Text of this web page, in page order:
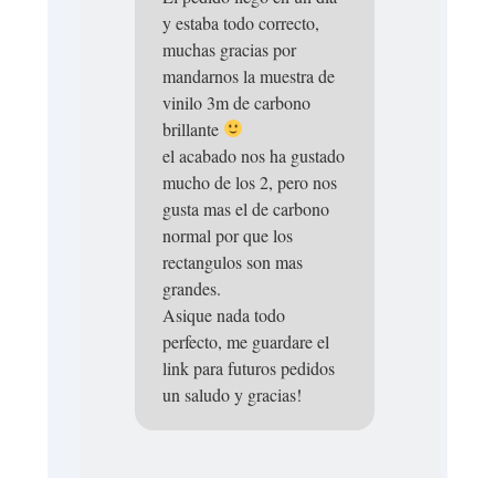
y estaba todo correcto,
muchas gracias por
mandarnos la muestra de
vinilo 3m de carbono
brillante
el acabado nos ha gustado
mucho de los 2, pero nos
gusta mas el de carbono
normal por que los
rectangulos son mas
grandes.
Asique nada todo
perfecto, me guardare el
link para futuros pedidos
un saludo y gracias!